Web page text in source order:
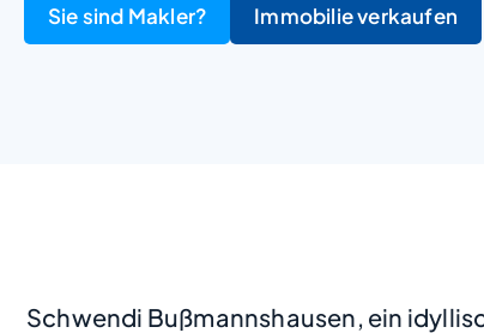
Sie sind Makler? Immobilie verkaufen
Schwendi Bußmannshausen, ein